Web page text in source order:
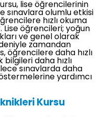
lise öğrencilerinin
sınavlara olumlu etkisi
hızlı okuma
öğrencileri; yoğun
ve genel olarak
zamandan
öğrencilere daha hızlı
daha hızlı
sınavlarda daha
yardımcı
Kursu